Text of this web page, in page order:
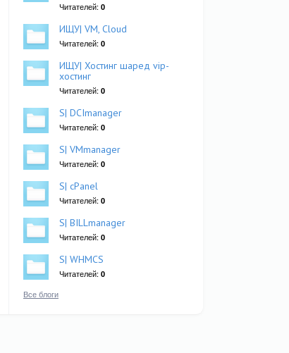
Читателей: 0
ИЩУ| VM, Cloud
Читателей: 0
ИЩУ| Хостинг шаред vip-
хостинг
Читателей: 0
S| DCImanager
Читателей: 0
S| VMmanager
Читателей: 0
S| cPanel
Читателей: 0
S| BILLmanager
Читателей: 0
S| WHMCS
Читателей: 0
Все блоги